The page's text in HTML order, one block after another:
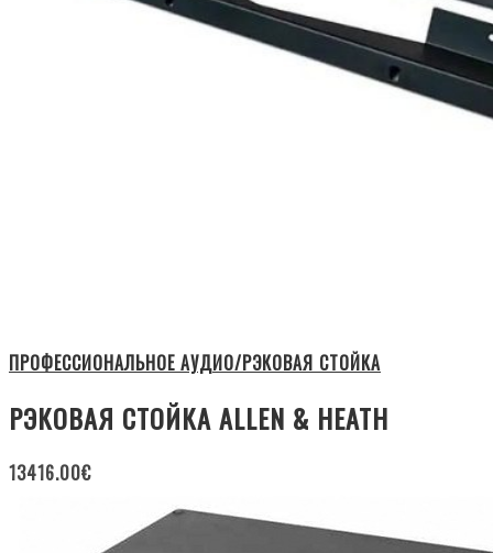
ПРОФЕССИОНАЛЬНОЕ АУДИО/РЭКОВАЯ СТОЙКА
РЭКОВАЯ СТОЙКА ALLEN & HEATH
13416.00€